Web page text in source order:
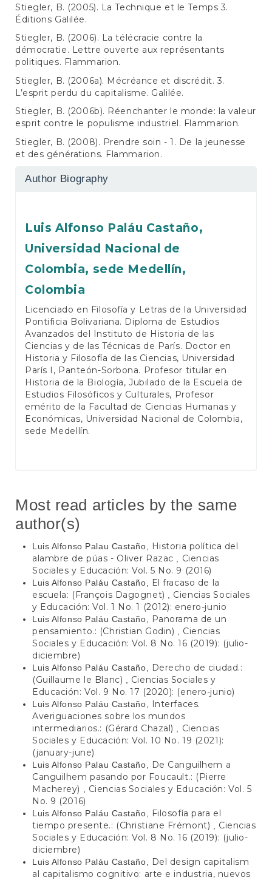
Stiegler, B. (2005). La Technique et le Temps 3.
Éditions Galilée.
Stiegler, B. (2006). La télécracie contre la
démocratie. Lettre ouverte aux représentants
politiques. Flammarion.
Stiegler, B. (2006a). Mécréance et discrédit. 3.
L’esprit perdu du capitalisme. Galilée.
Stiegler, B. (2006b). Réenchanter le monde: la valeur
esprit contre le populisme industriel. Flammarion.
Stiegler, B. (2008). Prendre soin - 1. De la jeunesse
et des générations. Flammarion.
Author Biography
Luis Alfonso Paláu Castaño,
Universidad Nacional de
Colombia, sede Medellín,
Colombia
Licenciado en Filosofía y Letras de la Universidad
Pontificia Bolivariana. Diploma de Estudios
Avanzados del Instituto de Historia de las
Ciencias y de las Técnicas de París. Doctor en
Historia y Filosofía de las Ciencias, Universidad
París I, Panteón-Sorbona. Profesor titular en
Historia de la Biología, Jubilado de la Escuela de
Estudios Filosóficos y Culturales, Profesor
emérito de la Facultad de Ciencias Humanas y
Económicas, Universidad Nacional de Colombia,
sede Medellín.
Most read articles by the same
author(s)
Luis Alfonso Palau Castaño,
Historia política del
alambre de púas - Oliver Razac
Ciencias
Sociales y Educación: Vol. 5 No. 9 (2016)
Luis Alfonso Paláu Castaño,
El fracaso de la
escuela: (François Dagognet)
Ciencias Sociales
y Educación: Vol. 1 No. 1 (2012): enero-junio
Luis Alfonso Paláu Castaño,
Panorama de un
pensamiento.: (Christian Godin)
Ciencias
Sociales y Educación: Vol. 8 No. 16 (2019): (julio-
diciembre)
Luis Alfonso Paláu Castaño,
Derecho de ciudad.:
(Guillaume le Blanc)
Ciencias Sociales y
Educación: Vol. 9 No. 17 (2020): (enero-junio)
Luis Alfonso Paláu Castaño,
Interfaces.
Averiguaciones sobre los mundos
intermediarios.: (Gérard Chazal)
Ciencias
Sociales y Educación: Vol. 10 No. 19 (2021):
(january-june)
Luis Alfonso Palau Castaño,
De Canguilhem a
Canguilhem pasando por Foucault.: (Pierre
Macherey)
Ciencias Sociales y Educación: Vol. 5
No. 9 (2016)
Luis Alfonso Paláu Castaño,
Filosofía para el
tiempo presente.: (Christiane Frémont)
Ciencias
Sociales y Educación: Vol. 8 No. 16 (2019): (julio-
diciembre)
Luis Alfonso Paláu Castaño,
Del design capitalism
al capitalismo cognitivo: arte e industria, nuevos